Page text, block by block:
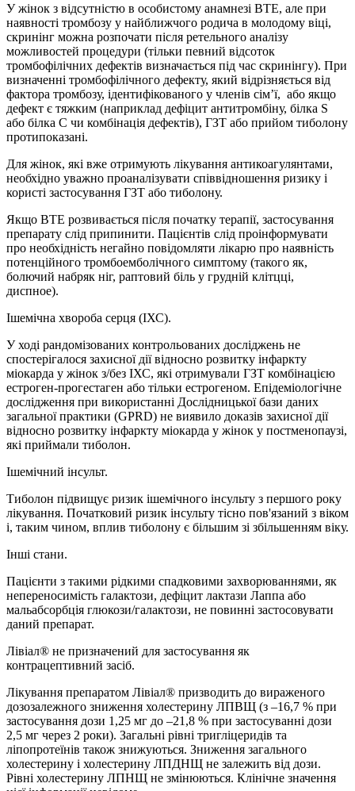
У жінок з відсутністю в особистому анамнезі ВТЕ, але при
наявності тромбозу у найближчого родича в молодому віці,
скринінг можна розпочати після ретельного аналізу
можливостей процедури (тільки певний відсоток
тромбофілічних дефектів визначається під час скринінгу). При
визначенні тромбофілічного дефекту, який відрізняється від
фактора тромбозу, ідентифікованого у членів сім’ї, або якщо
дефект є тяжким (наприклад дефіцит антитромбіну, білка S
або білка C чи комбінація дефектів), ГЗТ або прийом тиболону
протипоказані.
Для жінок, які вже отримують лікування антикоагулянтами,
необхідно уважно проаналізувати співвідношення ризику і
користі застосування ГЗТ або тиболону.
Якщо ВТЕ розвивається після початку терапії, застосування
препарату слід припинити. Пацієнтів слід проінформувати
про необхідність негайно повідомляти лікарю про наявність
потенційного тромбоемболічного симптому (такого як,
болючий набряк ніг, раптовий біль у грудній клітцці,
диспное).
Ішемічна хвороба серця (ІХС).
У ході рандомізованих контрольованих досліджень не
спостерігалося захисної дії відносно розвитку інфаркту
міокарда у жінок з/без ІХС, які отримували ГЗТ комбінацією
естроген-прогестаген або тільки естрогеном. Епідеміологічне
дослідження при використанні Дослідницької бази даних
загальної практики (GPRD) не виявило доказів захисної дії
відносно розвитку інфаркту міокарда у жінок у постменопаузі,
які приймали тиболон.
Ішемічний інсульт.
Тиболон підвищує ризик ішемічного інсульту з першого року
лікування. Початковий ризик інсульту тісно пов'язаний з віком
і, таким чином, вплив тиболону є більшим зі збільшенням віку.
Інші стани.
Пацієнти з такими рідкими спадковими захворюваннями, як
непереносимість галактози, дефіцит лактази Лаппа або
мальабсорбція глюкози/галактози, не повинні застосовувати
даний препарат.
Лівіал® не призначений для застосування як
контрацептивний засіб.
Лікування препаратом Лівіал® призводить до вираженого
дозозалежного зниження холестерину ЛПВЩ (з –16,7 % при
застосування дози 1,25 мг до –21,8 % при застосуванні дози
2,5 мг через 2 роки). Загальні рівні тригліцеридів та
ліпопротеїнів також знижуються. Зниження загального
холестерину і холестерину ЛПДНЩ не залежить від дози.
Рівні холестерину ЛПНЩ не змінюються. Клінічне значення